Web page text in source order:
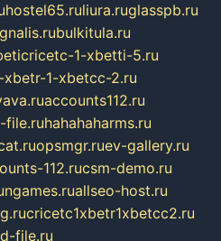
hostel65.ruliura.ruglasspb.ru
gnalis.rubulkitula.ru
1-xbetti-5.ru
1-xbetcc-2.ru
accounts112.ru
file.ruhahahaharms.ru
opsmgr.ruev-gallery.ru
112.rucsm-demo.ru
allseo-host.ru
cricetc1xbetr1xbetcc2.ru
file.ru